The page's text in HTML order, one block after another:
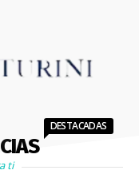
DESTACADAS
ti